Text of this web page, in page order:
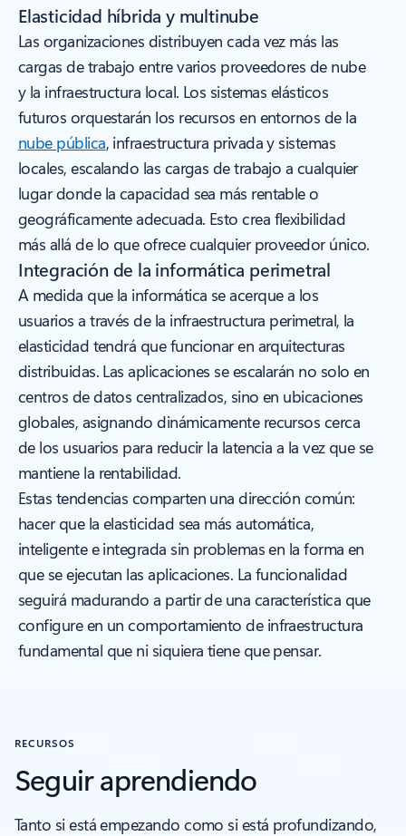
Elasticidad híbrida y multinube
Las organizaciones distribuyen cada vez más las
cargas de trabajo entre varios proveedores de nube
y la infraestructura local. Los sistemas elásticos
futuros orquestarán los recursos en entornos de la
nube pública, infraestructura privada y sistemas
locales, escalando las cargas de trabajo a cualquier
lugar donde la capacidad sea más rentable o
geográficamente adecuada. Esto crea flexibilidad
más allá de lo que ofrece cualquier proveedor único.
Integración de la informática perimetral
A medida que la informática se acerque a los
usuarios a través de la infraestructura perimetral, la
elasticidad tendrá que funcionar en arquitecturas
distribuidas. Las aplicaciones se escalarán no solo en
centros de datos centralizados, sino en ubicaciones
globales, asignando dinámicamente recursos cerca
de los usuarios para reducir la latencia a la vez que se
mantiene la rentabilidad.
Estas tendencias comparten una dirección común:
hacer que la elasticidad sea más automática,
inteligente e integrada sin problemas en la forma en
que se ejecutan las aplicaciones. La funcionalidad
seguirá madurando a partir de una característica que
configure en un comportamiento de infraestructura
fundamental que ni siquiera tiene que pensar.
RECURSOS
Seguir aprendiendo
Tanto si está empezando como si está profundizando,